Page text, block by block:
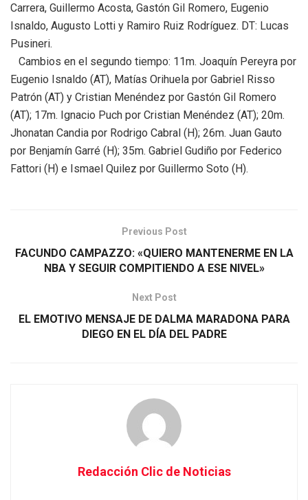
Carrera, Guillermo Acosta, Gastón Gil Romero, Eugenio
Isnaldo, Augusto Lotti y Ramiro Ruiz Rodríguez. DT: Lucas
Pusineri.
Cambios en el segundo tiempo: 11m. Joaquín Pereyra por
Eugenio Isnaldo (AT), Matías Orihuela por Gabriel Risso
Patrón (AT) y Cristian Menéndez por Gastón Gil Romero
(AT); 17m. Ignacio Puch por Cristian Menéndez (AT); 20m.
Jhonatan Candia por Rodrigo Cabral (H); 26m. Juan Gauto
por Benjamín Garré (H); 35m. Gabriel Gudiño por Federico
Fattori (H) e Ismael Quilez por Guillermo Soto (H).
Previous Post
FACUNDO CAMPAZZO: «QUIERO MANTENERME EN LA
NBA Y SEGUIR COMPITIENDO A ESE NIVEL»
Next Post
EL EMOTIVO MENSAJE DE DALMA MARADONA PARA
DIEGO EN EL DÍA DEL PADRE
Redacción Clic de Noticias